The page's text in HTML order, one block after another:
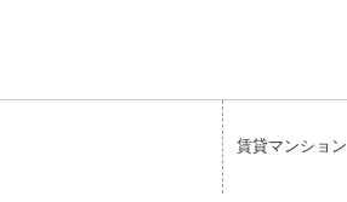
賃貸マンション